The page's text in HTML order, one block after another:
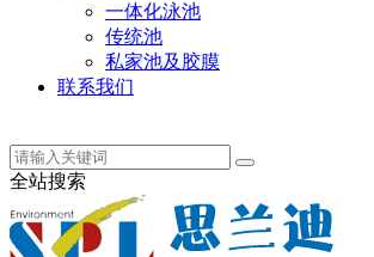
一体化泳池
传统池
私家池及胶膜
联系我们
全站搜索